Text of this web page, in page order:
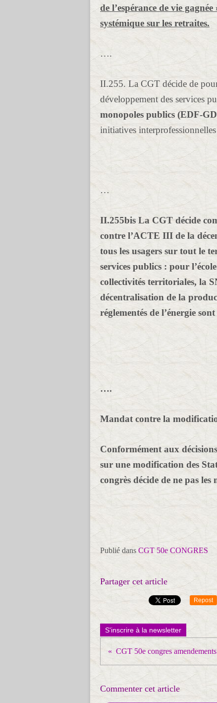
de l’espérance de vie
systémique sur les retraites.
….
II.255. La CGT décide de
développement des services
monopoles publics (EDF-
initiatives
…
II.255bis La CGT décide
contre l’ACTE III de la
tous les usagers sur tout le
services publics : pour
collectivités territoriales, la
décentralisation de la
réglementés de l’énergie
….
Mandat contre la
Conformément aux
sur une modification des
congrès décide de ne pas les
Publié dans CGT 50e CONGRES
Partager cet article
Repost
S'inscrire à la newsletter
Commenter cet article